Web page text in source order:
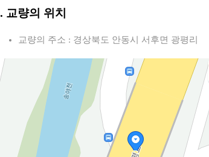
교량의 위치
교량의 주소 : 경상북도 안동시 서후면 광평리